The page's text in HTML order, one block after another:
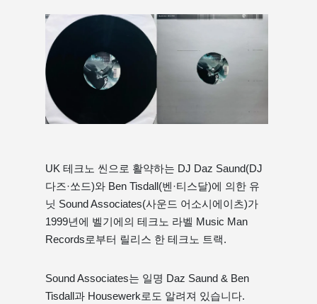
UK 테크노 씬으로 활약하는 DJ Daz Saund(DJ
다즈·쏘드)와 Ben Tisdall(벤·티스달)에 의한 유
닛 Sound Associates(사운드 어소시에이츠)가
1999년에 벨기에의 테크노 라벨 Music Man
Records로부터 릴리스 한 테크노 트랙.
Sound Associates는 일명 Daz Saund & Ben
Tisdall과 Housewerk로도 알려져 있습니다.